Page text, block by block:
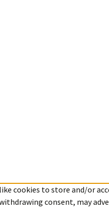
cookies to store and/or
consent, may